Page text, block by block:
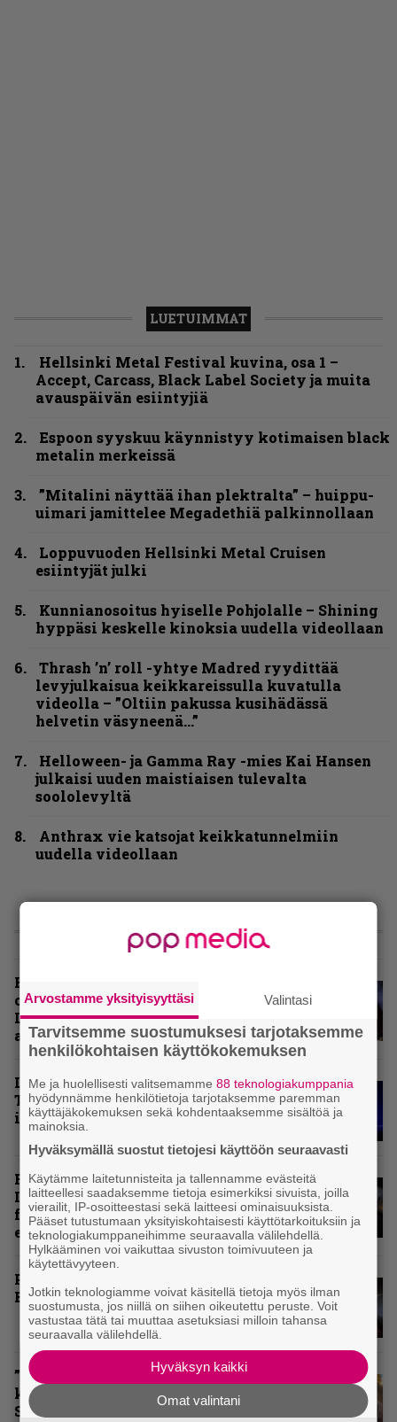
LUETUIMMAT
Hellsinki Metal Festival kuvina, osa 1 –
Accept, Carcass, Black Label Society ja muita
avauspäivän esiintyjiä
Espoon syyskuu käynnistyy kotimaisen black
metalin merkeissä
”Mitalini näyttää ihan plektralta” – huippu-
uimari jamittelee Megadethiä palkinnollaan
Loppuvuoden Hellsinki Metal Cruisen
esiintyjät julki
Kunnianosoitus hyiselle Pohjolalle – Shining
hyppäsi keskelle kinoksia uudella videollaan
Thrash ’n’ roll -yhtye Madred ryydittää
levyjulkaisua keikkareissulla kuvatulla
videolla – ”Oltiin pakussa kusihädässä
helvetin väsyneenä…”
Helloween- ja Gamma Ray -mies Kai Hansen
julkaisi uuden maistiaisen tulevalta
soololevyltä
Anthrax vie katsojat keikkatunnelmiin
uudella videollaan
LIVE
Hellsinki Metal Festival kuvina,
osa 1 – Accept, Carcass, Black
Label Society ja muita
avauspäivän esiintyjiä
Livearvio: Loppuunmyyty
Tavastia saatteli Sepulturan
ikiuneen
Rokki Raikasi Tampereella –
Infernon neljä väkevää nostoa
festarin kakkospäivän
esityksistä
Paluu vanhaan liittoon – Arch
Enemy Tavastialla
”Näillä festareilla kaikki on aina
kohdallaan” – raportti John
Smith Rock Festivalista
Arvostamme yksityisyyttäsi Valintasi
Tarvitsemme suostumuksesi tarjotaksemme
henkilökohtaisen käyttökokemuksen
Me ja huolellisesti valitsemamme88 teknologiakumppania
hyödynnämme henkilötietoja tarjotaksemme paremman
käyttäjäkokemuksen sekä kohdentaaksemme sisältöä ja
mainoksia.
Hyväksymällä suostut tietojesi käyttöön seuraavasti
Käytämme laitetunnisteita ja tallennamme evästeitä
laitteellesi saadaksemme tietoja esimerkiksi sivuista, joilla
vierailit, IP-osoitteestasi sekä laitteesi ominaisuuksista.
Pääset tutustumaan yksityiskohtaisesti käyttötarkoituksiin ja
teknologiakumppaneihimme seuraavalla välilehdellä.
Hylkääminen voi vaikuttaa sivuston toimivuuteen ja
käytettävyyteen.
Jotkin teknologiamme voivat käsitellä tietoja myös ilman
suostumusta, jos niillä on siihen oikeutettu peruste. Voit
vastustaa tätä tai muuttaa asetuksiasi milloin tahansa
seuraavalla välilehdellä.
Hyväksyn kaikki
Omat valintani